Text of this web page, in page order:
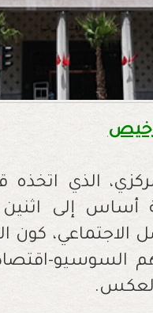
الذي اتخذه
القياسي 50 نقطة
كون